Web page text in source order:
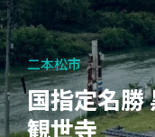
二本松市
国指定名勝
観世寺